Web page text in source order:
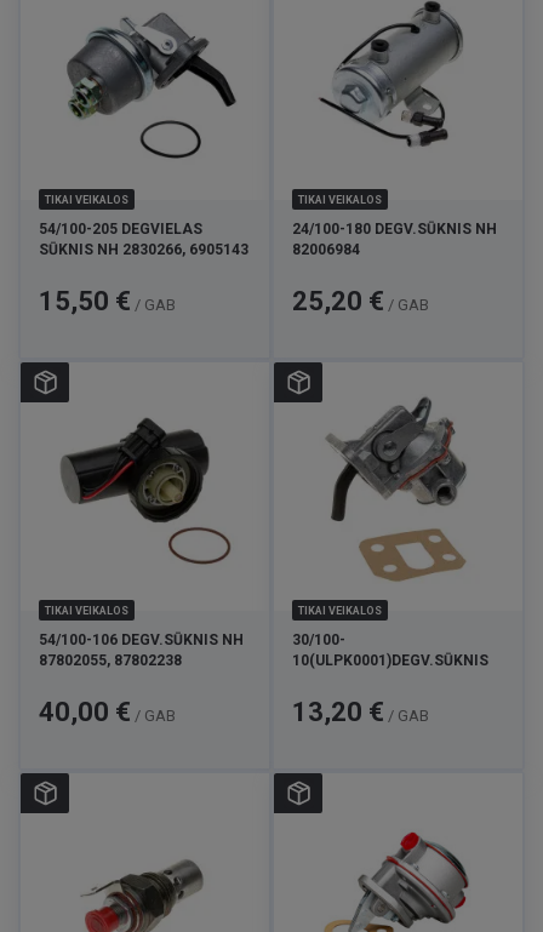
TIKAI VEIKALOS
54/100-205 DEGVIELAS
SŪKNIS NH 2830266, 6905143
Cena
15,50 € / GAB
TIKAI VEIKALOS
24/100-180 DEGV.SŪKNIS NH
82006984
Cena
25,20 € / GAB
TIKAI VEIKALOS
54/100-106 DEGV.SŪKNIS NH
87802055, 87802238
Cena
40,00 € / GAB
TIKAI VEIKALOS
30/100-
10(ULPK0001)DEGV.SŪKNIS
Cena
13,20 € / GAB